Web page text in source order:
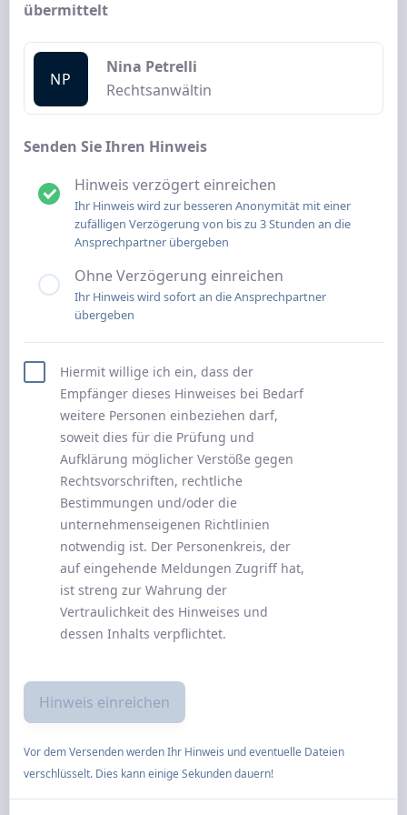
übermittelt
NP
Nina Petrelli
Rechtsanwältin
Senden Sie Ihren Hinweis
Hinweis verzögert einreichen
Ihr Hinweis wird zur besseren Anonymität mit einer
zufälligen Verzögerung von bis zu 3 Stunden an die
Ansprechpartner übergeben
Ohne Verzögerung einreichen
Ihr Hinweis wird sofort an die Ansprechpartner
übergeben
Hiermit willige ich ein, dass der
Empfänger dieses Hinweises bei Bedarf
weitere Personen einbeziehen darf,
soweit dies für die Prüfung und
Aufklärung möglicher Verstöße gegen
Rechtsvorschriften, rechtliche
Bestimmungen und/oder die
unternehmenseigenen Richtlinien
notwendig ist. Der Personenkreis, der
auf eingehende Meldungen Zugriff hat,
ist streng zur Wahrung der
Vertraulichkeit des Hinweises und
dessen Inhalts verpflichtet.
Vor dem Versenden werden Ihr Hinweis und eventuelle Dateien
verschlüsselt. Dies kann einige Sekunden dauern!